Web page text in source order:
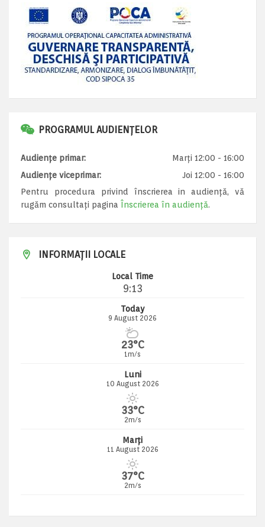
PROGRAMUL AUDIENȚELOR
Audiențe primar:
Marți 12:00 - 16:00
Audiențe viceprimar:
Joi 12:00 - 16:00
Pentru procedura privind înscrierea in audiență, vă
rugăm consultați pagina Înscrierea în audiență.
INFORMAȚII LOCALE
Local Time
9:13
Today
9 August 2026
23°C
1m/s
Luni
10 August 2026
33°C
2m/s
Marți
11 August 2026
37°C
2m/s